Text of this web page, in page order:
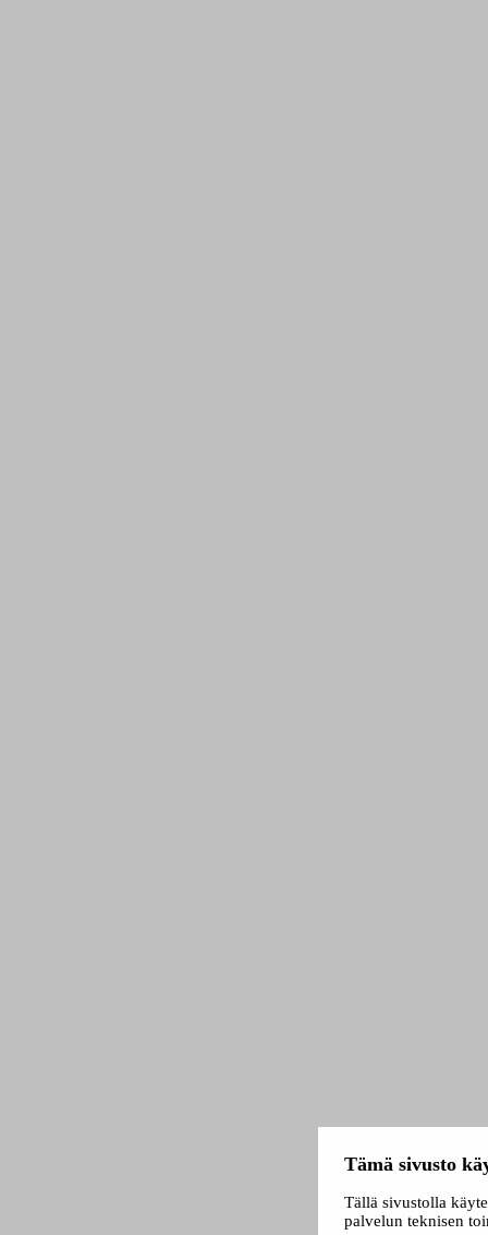
Tämä sivusto
Tällä sivustolla
palvelun teknisen